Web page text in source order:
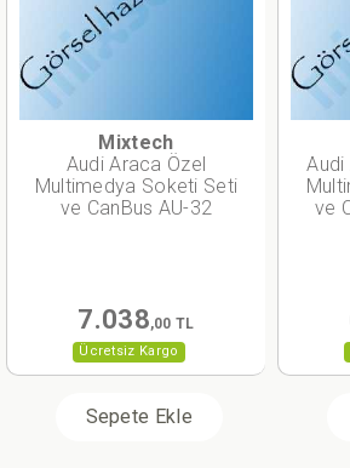
Ücretsiz Kargo
Mixtech
Audi Araca Özel
Multimedya Soketi Seti
ve CanBus AU-32
7.038,00 TL
Sepete Ekle
Audi
ve